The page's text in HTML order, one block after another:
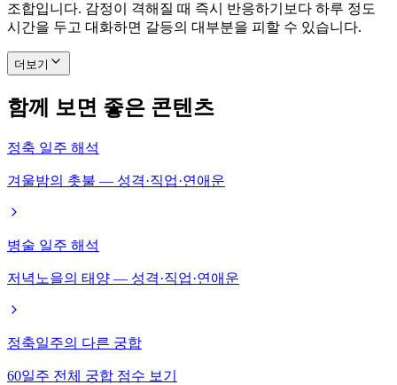
조합입니다. 감정이 격해질 때 즉시 반응하기보다 하루 정도
시간을 두고 대화하면 갈등의 대부분을 피할 수 있습니다.
더보기
함께 보면 좋은 콘텐츠
정축 일주 해석
겨울밤의 촛불 — 성격·직업·연애운
병술 일주 해석
저녁노을의 태양 — 성격·직업·연애운
정축일주의 다른 궁합
60일주 전체 궁합 점수 보기